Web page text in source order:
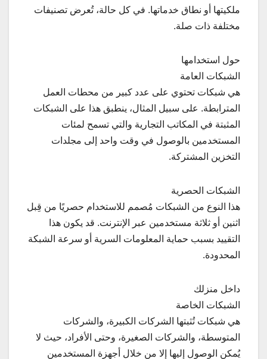
ملكيتها أو نطاق خدماتها. في كل حالة، تُعرض تصنيفات
مختلفة ذات صلة.
حول استخدامها
الشبكات العامة
هي شبكات تحتوي على عدد كبير من محطات العمل
المترابطة. على سبيل المثال، ينطبق هذا على الشبكات
المثبتة في المكاتب التجارية والتي تسمح لمئات
المستخدمين بالوصول في وقت واحد إلى مجلدات
التخزين المشتركة.
الشبكات الحصرية
هذا النوع من الشبكات مُصمم للاستخدام حصريًا من قِبل
اثنين أو ثلاثة مستخدمين عبر الإنترنت. قد يكون هذا
التقييد بسبب حماية المعلومات السرية أو سرعة الشبكة
المحدودة.
داخل منزلك
الشبكات الخاصة
هي شبكات تُثبتها الشركات الكبيرة، والشركات
المتوسطة، والشركات الصغيرة، وحتى الأفراد، حيث لا
يُمكن الوصول إليها إلا من خلال أجهزة المستخدمين